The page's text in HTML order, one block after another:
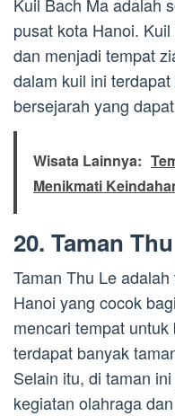
Kuil Bach Ma adalah
pusat kota Hanoi.
dan menjadi tempat
dalam kuil ini
bersejarah yang
Wisata Lainnya:
Menikmati
20. Taman
Taman Thu Le
Hanoi yang cocok
mencari tempat
terdapat banyak
Selain itu, di taman
kegiatan olahraga